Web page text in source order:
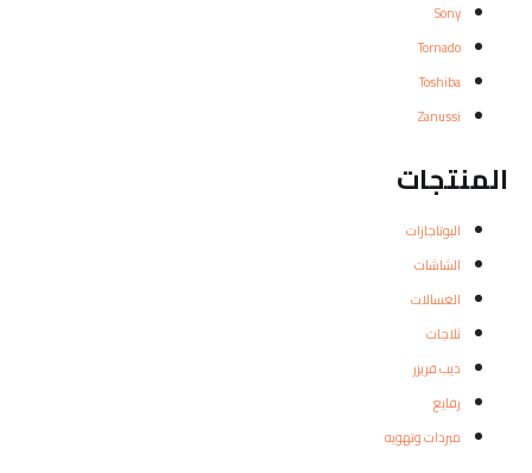
Sony
Tornado
Toshiba
Zanussi
المنتجات
البوتاجازات
الشاشات
الغسالات
ثلاجات
ديب فريزر
رفايع
مبردات وتهويه